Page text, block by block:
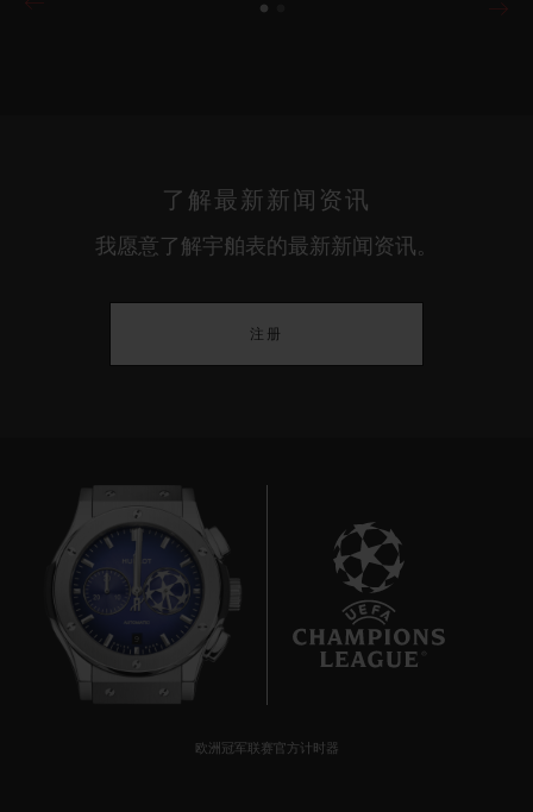
了解最新新闻资讯
我愿意了解宇舶表的最新新闻资讯。
注册
欧洲冠军联赛官方计时器